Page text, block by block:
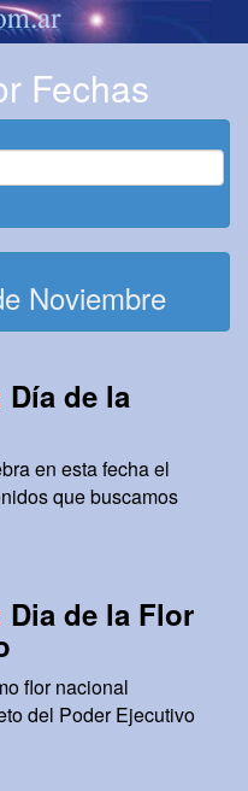
Fechas
Noviembre
Día de la
en esta fecha el
que buscamos
Dia de la Flor
flor nacional
del Poder Ejecutivo